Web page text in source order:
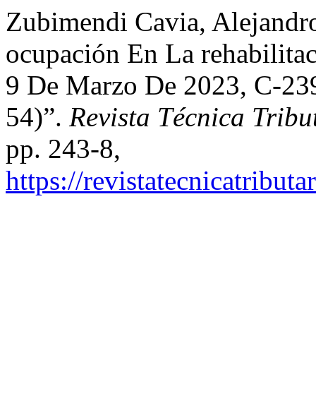
Zubimendi Cavia,
ocupación En La
9 De Marzo De 2023, C-
54)”. Revista Técnica
pp. 243-8,
https://